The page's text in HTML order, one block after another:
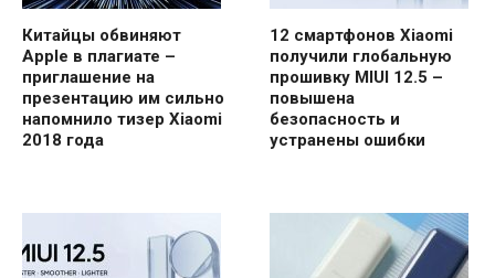
Китайцы обвиняют
Apple в плагиате –
приглашение на
презентацию им сильно
напомнило тизер Xiaomi
2018 года
12 смартфонов Xiaomi
получили глобальную
прошивку MIUI 12.5 –
повышена
безопасность и
устранены ошибки